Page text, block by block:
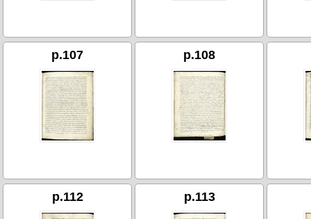
p.107 p.108
p.112 p.113